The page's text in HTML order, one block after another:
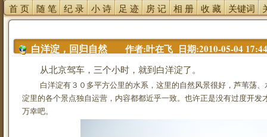
首 页 随 笔 纪 录 小 诗 足 迹 房 记 相 册 收 藏 关键词
白洋淀，回归自然 作者:叶在飞 日期:2010-05-04
从北京驾车，三个小时，就到白洋淀了。
白洋淀有３０多平方公里的水系，这里的自然风景很好，芦苇荡
淀里的各个景点独自运营，内容都都近乎一致。也许正是没有过度开
万幸吧。